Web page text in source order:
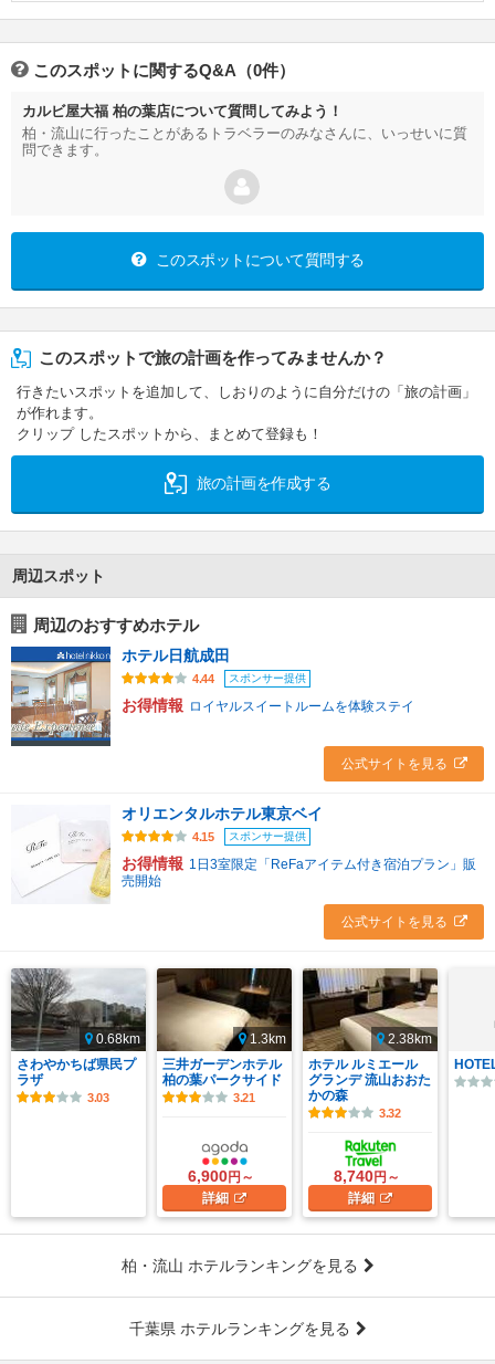
このスポットに関するQ&A（0件）
カルビ屋大福 柏の葉店について質問してみよう！
柏・流山に行ったことがあるトラベラーのみなさんに、いっせいに質
問できます。
このスポットについて質問する
このスポットで旅の計画を作ってみませんか？
行きたいスポットを追加して、しおりのように自分だけの「旅の計画」
が作れます。
クリップ したスポットから、まとめて登録も！
旅の計画を作成する
周辺スポット
周辺のおすすめホテル
ホテル日航成田
4.44 スポンサー提供
お得情報 ロイヤルスイートルームを体験ステイ
公式サイトを見る
オリエンタルホテル東京ベイ
4.15 スポンサー提供
お得情報 1日3室限定「ReFaアイテム付き宿泊プラン」販
売開始
公式サイトを見る
0.68km
さわやかちば県民プ
ラザ
3.03
1.3km
三井ガーデンホテル
柏の葉パークサイド
3.21
6,900円～
詳細
2.38km
ホテル ルミエール
グランデ 流山おおた
かの森
3.32
8,740円～
詳細
柏・流山 ホテルランキングを見る
千葉県 ホテルランキングを見る